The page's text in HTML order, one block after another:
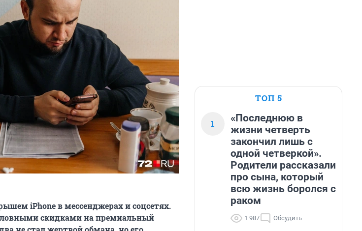
iPhone в мессенджерах и соцсетях.
скидками на премиальный
ТОП 5
1
«Последнюю в
жизни четверть
закончил лишь с
одной четверкой».
Родители рассказали
про сына, который
всю жизнь боролся с
раком
1 987 Обсудить